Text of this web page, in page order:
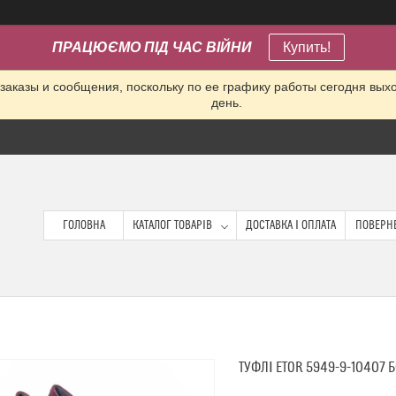
ПРАЦЮЄМО ПІД ЧАС ВІЙНИ Купить!
и сообщения, поскольку по ее графику работы сегодня
день.
ГОЛОВНА КАТАЛОГ ТОВАРІВ ДОСТАВКА І ОПЛАТА
ТУФЛІ ETOR 5949-9-10407